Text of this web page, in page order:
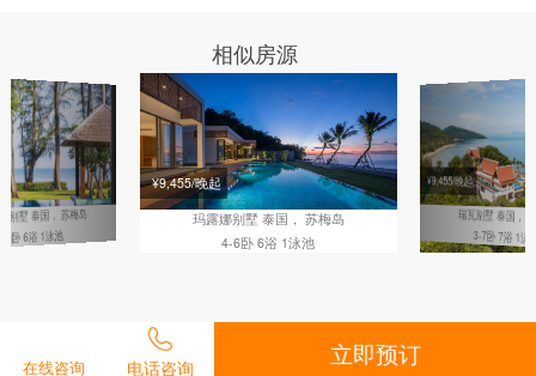
免费服务：
每日早餐
专业的别墅管家/服务人员
机场往返接送（仅限同一个航班）
礼宾服务
茶与咖啡
定价菜单点餐服务（10：00-22：00期间供应，请至少提前1小时点
相似房源
别墅泰国， 苏梅岛
6卧 6浴 1泳池
¥9,455/晚起
玛露娜别墅 泰国， 苏梅岛
4-6卧 6浴 1泳池
¥9,455/晚起
瑞瓦别墅泰国，
3-7卧 7浴 1泳
在线咨询 电话咨询 立即预订